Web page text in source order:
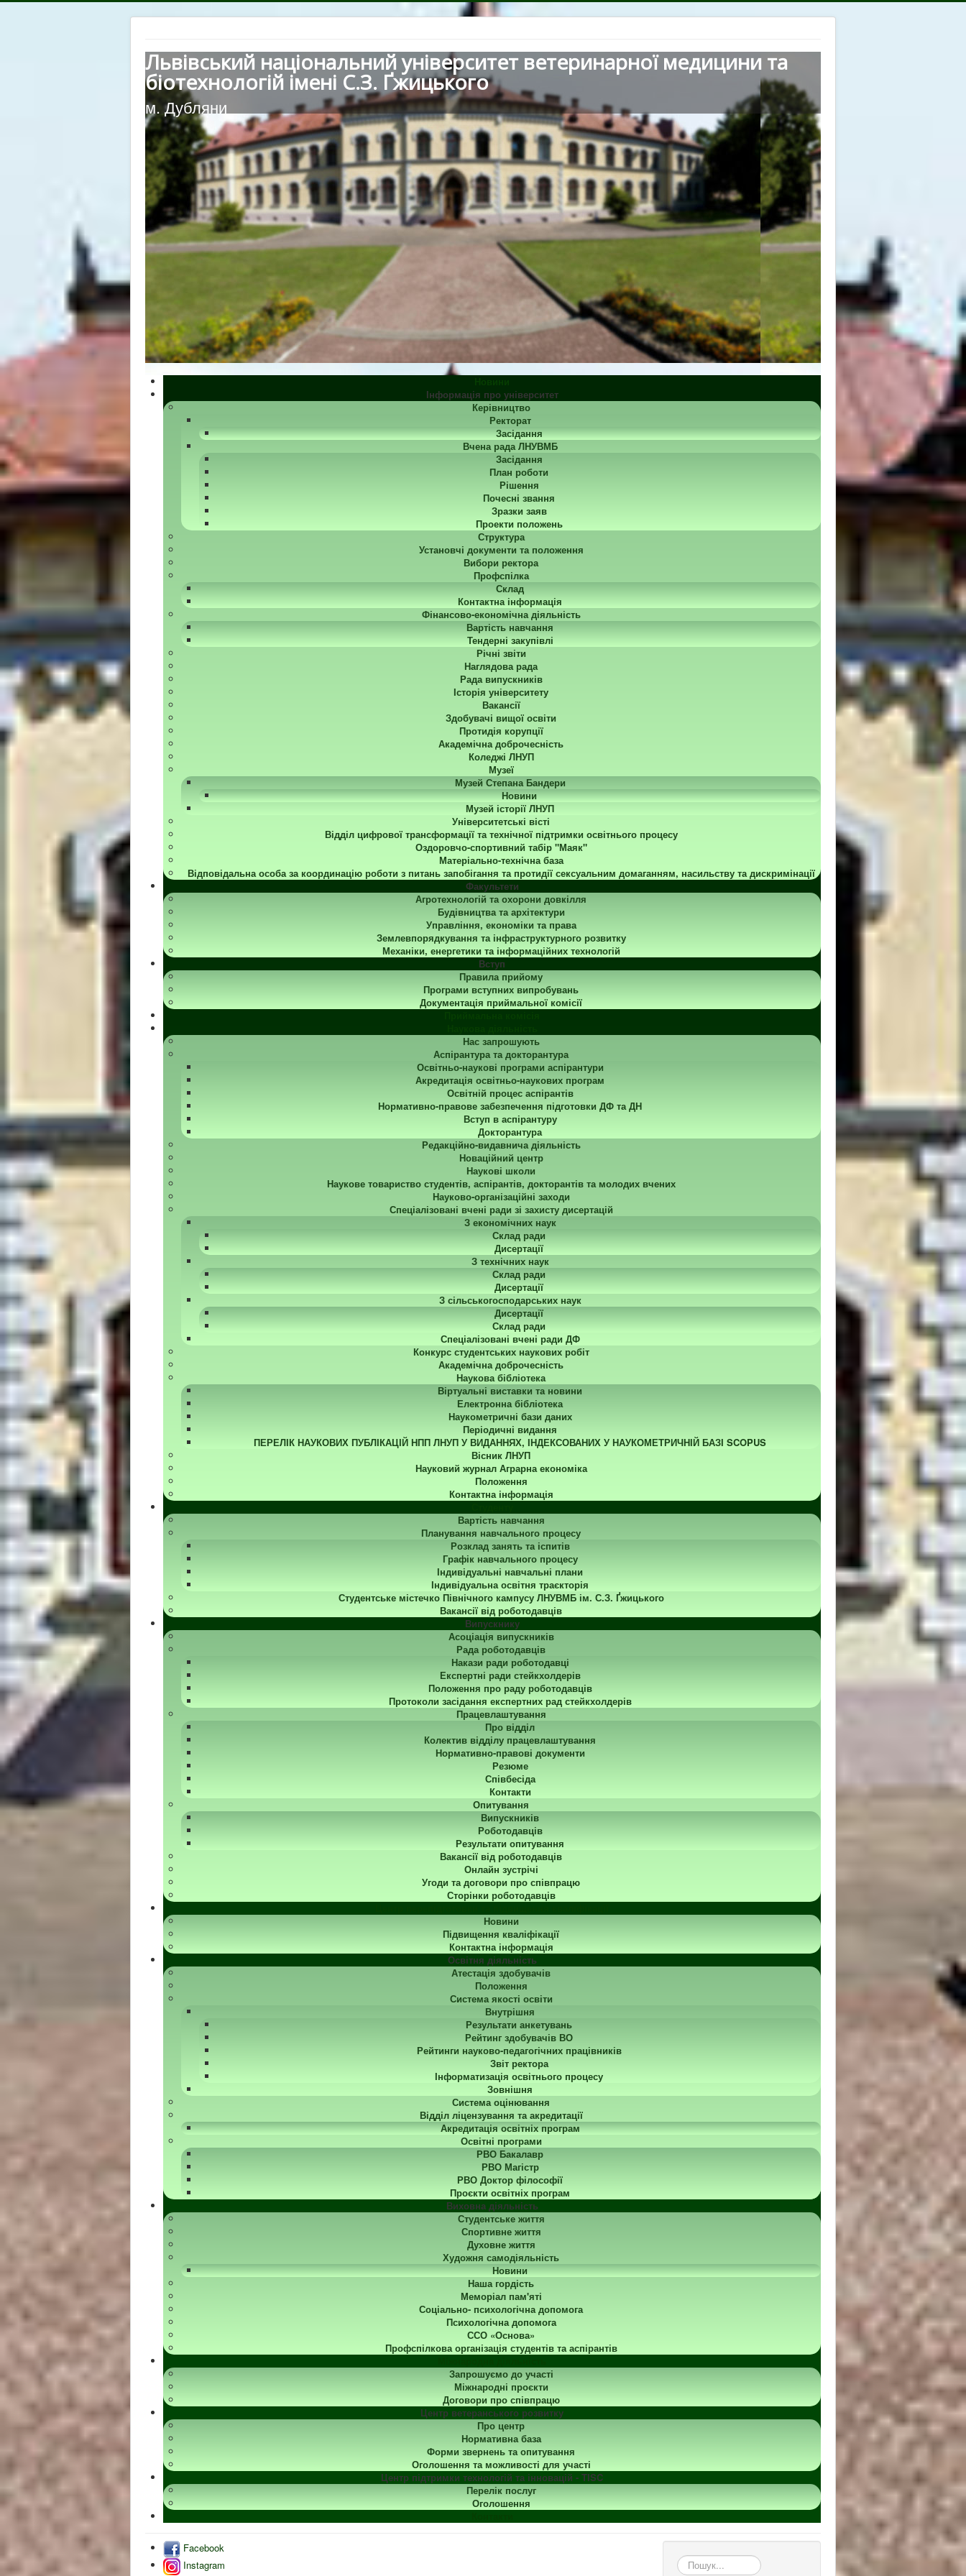
Львівський національний університет ветеринарної медицини та
біотехнологій імені С.З. Ґжицького
м. Дубляни
Інформація про університет
Керівництво
Ректорат
Засідання
Вчена рада ЛНУВМБ
Засідання
План роботи
Рішення
Почесні звання
Зразки заяв
Проекти положень
Структура
Установчі документи та положення
Вибори ректора
Профспілка
Склад
Контактна інформація
Фінансово-економічна діяльність
Вартість навчання
Тендерні закупівлі
Річні звіти
Наглядова рада
Рада випускників
Історія університету
Вакансії
Здобувачі вищої освіти
Протидія корупції
Академічна доброчесність
Коледжі ЛНУП
Музеї
Музей Степана Бандери
Новини
Музей історії ЛНУП
Університетські вісті
Відділ цифрової трансформації та технічної підтримки освітнього процесу
Оздоровчо-спортивний табір "Маяк"
Матеріально-технічна база
Відповідальна особа за координацію роботи з питань запобігання та протидії сексуальним домаганням, насильству та дискримінації
Факультети
Агротехнологій та охорони довкілля
Будівництва та архітектури
Управління, економіки та права
Землевпорядкування та інфраструктурного розвитку
Механіки, енергетики та інформаційних технологій
Вступ
Правила прийому
Програми вступних випробувань
Документація приймальної комісії
Нас запрошують
Аспірантура та докторантура
Освітньо-наукові програми аспірантури
Акредитація освітньо-наукових програм
Освітній процес аспірантів
Нормативно-правове забезпечення підготовки ДФ та ДН
Вступ в аспірантуру
Докторантура
Редакційно-видавнича діяльність
Новаційний центр
Наукові школи
Наукове товариство студентів, аспірантів, докторантів та молодих вчених
Науково-організаційні заходи
Спеціалізовані вчені ради зі захисту дисертацій
З економічних наук
Склад ради
Дисертації
З технічних наук
Склад ради
Дисертації
З сільськогосподарських наук
Дисертації
Склад ради
Спеціалізовані вчені ради ДФ
Конкурс студентських наукових робіт
Академічна доброчесність
Наукова бібліотека
Віртуальні виставки та новини
Електронна бібліотека
Наукометричні бази даних
Періодичні видання
ПЕРЕЛІК НАУКОВИХ ПУБЛІКАЦІЙ НПП ЛНУП У ВИДАННЯХ, ІНДЕКСОВАНИХ У НАУКОМЕТРИЧНІЙ БАЗІ SCOPUS
Вісник ЛНУП
Науковий журнал Аграрна економіка
Положення
Контактна інформація
Вартість навчання
Планування навчального процесу
Розклад занять та іспитів
Графік навчального процесу
Індивідуальні навчальні плани
Індивідуальна освітня траєкторія
Студентське містечко Північного кампусу ЛНУВМБ ім. С.З. Ґжицького
Вакансії від роботодавців
Випускнику
Асоціація випускників
Рада роботодавців
Накази ради роботодавці
Експертні ради стейкхолдерів
Положення про раду роботодавців
Протоколи засідання експертних рад стейкхолдерів
Працевлаштування
Про відділ
Колектив відділу працевлаштування
Нормативно-правові документи
Резюме
Співбесіда
Контакти
Опитування
Випускників
Роботодавців
Результати опитування
Вакансії від роботодавців
Онлайн зустрічі
Угоди та договори про співпрацю
Сторінки роботодавців
Новини
Підвищення кваліфікації
Контактна інформація
Освітня діяльність
Атестація здобувачів
Положення
Система якості освіти
Внутрішня
Результати анкетувань
Рейтинг здобувачів ВО
Рейтинги науково-педагогічних працівників
Звіт ректора
Інформатизація освітнього процесу
Зовнішня
Система оцінювання
Відділ ліцензування та акредитації
Акредитація освітніх програм
Освітні програми
РВО Бакалавр
РВО Магістр
РВО Доктор філософії
Проєкти освітніх програм
Виховна діяльність
Студентське життя
Спортивне життя
Духовне життя
Художня самодіяльність
Новини
Наша гордість
Меморіал пам'яті
Соціально- психологічна допомога
Психологічна допомога
ССО «Основа»
Профспілкова організація студентів та аспірантів
Запрошуємо до участі
Міжнародні проєкти
Договори про співпрацю
Центр ветеранського розвитку
Про центр
Нормативна база
Форми звернень та опитування
Оголошення та можливості для участі
Центр підтримки технологій та інновацій - TISC
Перелік послуг
Оголошення
Facebook
Instagram
пошук